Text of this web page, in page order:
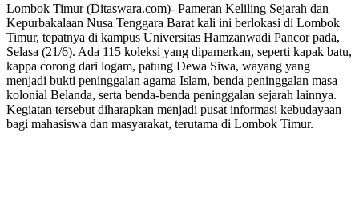
Lombok Timur (Ditaswara.com)- Pameran Keliling Sejarah dan
Kepurbakalaan Nusa Tenggara Barat kali ini berlokasi di Lombok
Timur, tepatnya di kampus Universitas Hamzanwadi Pancor pada,
Selasa (21/6). Ada 115 koleksi yang dipamerkan, seperti kapak batu,
kappa corong dari logam, patung Dewa Siwa, wayang yang
menjadi bukti peninggalan agama Islam, benda peninggalan masa
kolonial Belanda, serta benda-benda peninggalan sejarah lainnya.
Kegiatan tersebut diharapkan menjadi pusat informasi kebudayaan
bagi mahasiswa dan masyarakat, terutama di Lombok Timur.